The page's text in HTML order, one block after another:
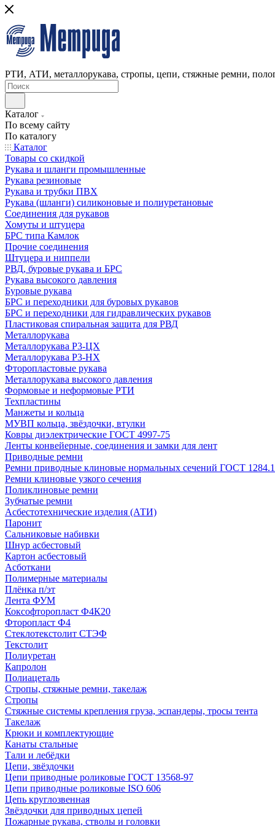
РТИ, АТИ, металлорукава, стропы, цепи, стяжные ремни,
Каталог
По всему сайту
По каталогу
Каталог
Товары со скидкой
Рукава и шланги промышленные
Рукава резиновые
Рукава и трубки ПВХ
Рукава (шланги) силиконовые и полиуретановые
Соединения для рукавов
Хомуты и штуцера
БРС типа Камлок
Прочие соединения
Штуцера и ниппели
РВД, буровые рукава и БРС
Рукава высокого давления
Буровые рукава
БРС и переходники для буровых рукавов
БРС и переходники для гидравлических рукавов
Пластиковая спиральная защита для РВД
Металлорукава
Металлорукава Р3-ЦХ
Металлорукава Р3-НХ
Фторопластовые рукава
Металлорукава высокого давления
Формовые и неформовые РТИ
Техпластины
Манжеты и кольца
МУВП кольца, звёздочки, втулки
Ковры диэлектрические ГОСТ 4997-75
Ленты конвейерные, соединения и замки для лент
Приводные ремни
Ремни приводные клиновые нормальных сечений ГОСТ
Ремни клиновые узкого сечения
Поликлиновые ремни
Зубчатые ремни
Асбестотехнические изделия (АТИ)
Паронит
Сальниковые набивки
Шнур асбестовый
Картон асбестовый
Асботкани
Полимерные материалы
Плёнка п/эт
Лента ФУМ
Коксофторопласт Ф4К20
Фторопласт Ф4
Стеклотекстолит СТЭФ
Текстолит
Полиуретан
Капролон
Полиацеталь
Стропы, стяжные ремни, такелаж
Стропы
Стяжные системы крепления груза, эспандеры, тросы тента
Такелаж
Крюки и комплектующие
Канаты стальные
Тали и лебёдки
Цепи, звёздочки
Цепи приводные роликовые ГОСТ 13568-97
Цепи приводные роликовые ISO 606
Цепь круглозвенная
Звёздочки для приводных цепей
Пожарные рукава, стволы и головки